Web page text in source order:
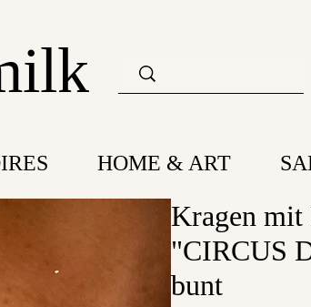
HOME & ART
Kragen mit
"CIRCUS
bunt